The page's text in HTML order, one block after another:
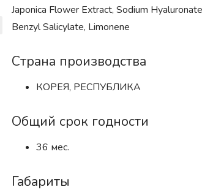
Japonica Flower Extract, Sodium
Benzyl Salicylate, Limonene
Страна производства
КОРЕЯ, РЕСПУБЛИКА
Общий срок годности
36 мес.
Габариты